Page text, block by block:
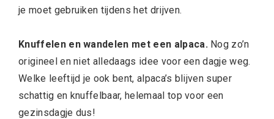
je moet gebruiken tijdens het drijven.
Knuffelen en wandelen met een alpaca.Nog zo’n
origineel en niet alledaags idee voor een dagje weg.
Welke leeftijd je ook bent, alpaca’s blijven super
schattig en knuffelbaar, helemaal top voor een
gezinsdagje dus!